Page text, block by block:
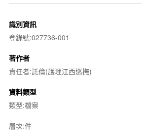
識別資訊
登錄號:027736-001
著作者
責任者:託倫(護理江西巡撫)
資料類型
類型:檔案
層次:件